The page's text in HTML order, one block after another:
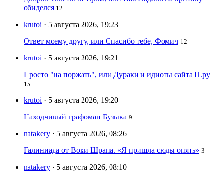
обиделся 12
krutoi · 5 августа 2026, 19:23
Ответ моему другу, или Спасибо тебе, Фомич 12
krutoi · 5 августа 2026, 19:21
Просто "на поржать", или Дураки и идиоты сайта П.ру
15
krutoi · 5 августа 2026, 19:20
Находчивый графоман Бузыка 9
natakery · 5 августа 2026, 08:26
Галиниада от Воки Шрапа. «Я пришла сюды опять» 3
natakery · 5 августа 2026, 08:10